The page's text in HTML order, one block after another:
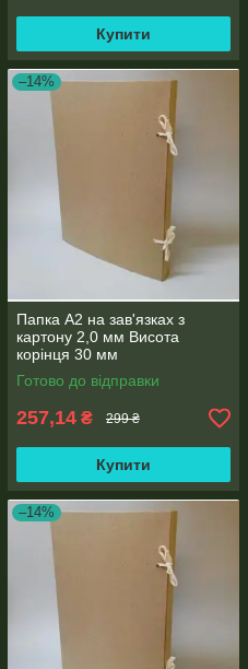
Купити
–14%
Папка А2 на зав'язках з
картону 2,0 мм Висота
корінця 30 мм
Готово до відправки
257,14 ₴ 299 ₴
Купити
–14%